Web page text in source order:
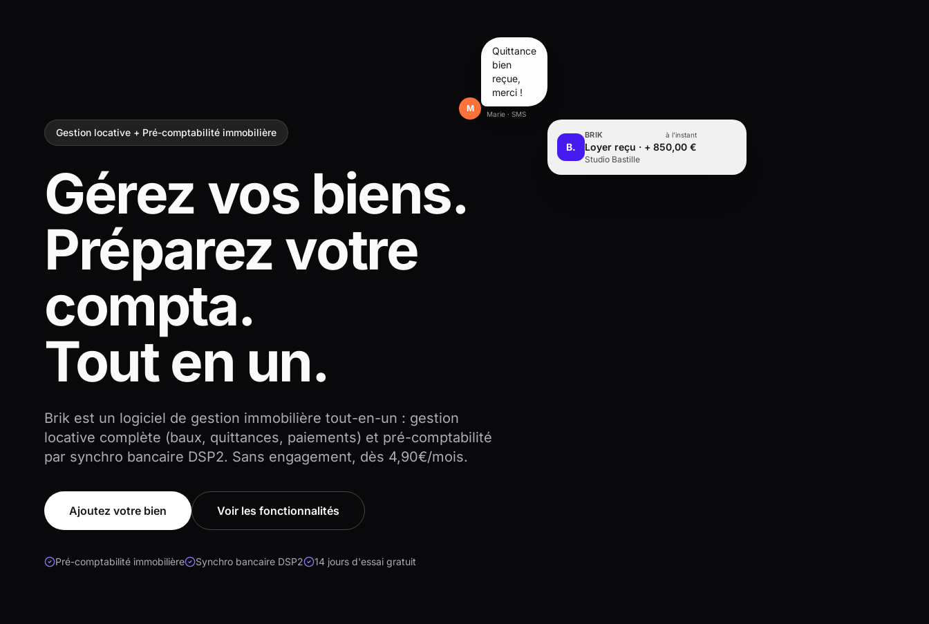
Gestion locative + Pré-comptabilité immobilière
Gérez vos biens.
Préparez votre
compta.
Tout en un.
Brik est un logiciel de gestion immobilière tout-en-un : gestion
locative complète (baux, quittances, paiements) et pré-comptabilité
par synchro bancaire DSP2. Sans engagement, dès 4,90€/mois.
Ajoutez votre bien Voir les fonctionnalités
Pré-comptabilité immobilière Synchro bancaire DSP2 14 jours d'essai gratuit
B.
BRIK à l'instant
Loyer reçu · + 850,00 €
Studio Bastille
M
Quittance
bien
reçue,
merci !
Marie · SMS